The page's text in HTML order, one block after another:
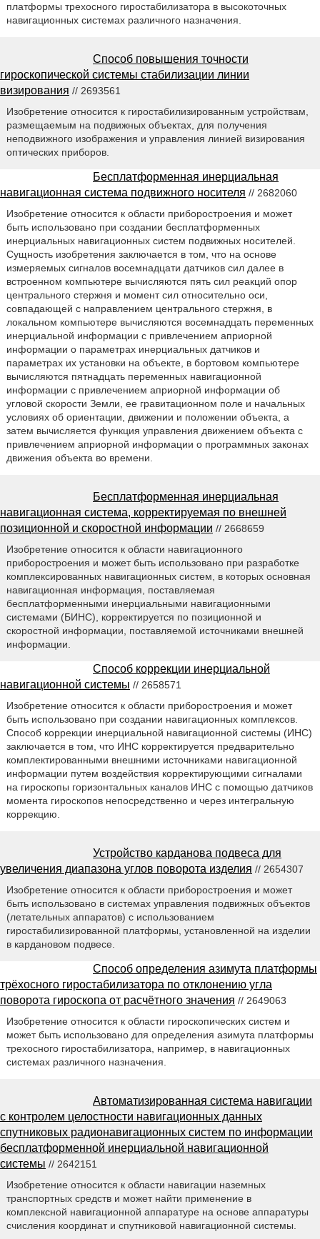
платформы трехосного гиростабилизатора в высокоточных
навигационных системах различного назначения.
Способ повышения точности
гироскопической системы стабилизации линии
визирования // 2693561
Изобретение относится к гиростабилизированным устройствам,
размещаемым на подвижных объектах, для получения
неподвижного изображения и управления линией визирования
оптических приборов.
Бесплатформенная инерциальная
навигационная система подвижного носителя // 2682060
Изобретение относится к области приборостроения и может
быть использовано при создании бесплатформенных
инерциальных навигационных систем подвижных носителей.
Сущность изобретения заключается в том, что на основе
измеряемых сигналов восемнадцати датчиков сил далее в
встроенном компьютере вычисляются пять сил реакций опор
центрального стержня и момент сил относительно оси,
совпадающей с направлением центрального стержня, в
локальном компьютере вычисляются восемнадцать переменных
инерциальной информации с привлечением априорной
информации о параметрах инерциальных датчиков и
параметрах их установки на объекте, в бортовом компьютере
вычисляются пятнадцать переменных навигационной
информации с привлечением априорной информации об
угловой скорости Земли, ее гравитационном поле и начальных
условиях об ориентации, движении и положении объекта, а
затем вычисляется функция управления движением объекта с
привлечением априорной информации о программных законах
движения объекта во времени.
Бесплатформенная инерциальная
навигационная система, корректируемая по внешней
позиционной и скоростной информации // 2668659
Изобретение относится к области навигационного
приборостроения и может быть использовано при разработке
комплексированных навигационных систем, в которых основная
навигационная информация, поставляемая
бесплатформенными инерциальными навигационными
системами (БИНС), корректируется по позиционной и
скоростной информации, поставляемой источниками внешней
информации.
Способ коррекции инерциальной
навигационной системы // 2658571
Изобретение относится к области приборостроения и может
быть использовано при создании навигационных комплексов.
Способ коррекции инерциальной навигационной системы (ИНС)
заключается в том, что ИНС корректируется предварительно
комплектированными внешними источниками навигационной
информации путем воздействия корректирующими сигналами
на гироскопы горизонтальных каналов ИНС с помощью датчиков
момента гироскопов непосредственно и через интегральную
коррекцию.
Устройство карданова подвеса для
увеличения диапазона углов поворота изделия // 2654307
Изобретение относится к области приборостроения и может
быть использовано в системах управления подвижных объектов
(летательных аппаратов) с использованием
гиростабилизированной платформы, установленной на изделии
в кардановом подвесе.
Способ определения азимута платформы
трёхосного гиростабилизатора по отклонению угла
поворота гироскопа от расчётного значения // 2649063
Изобретение относится к области гироскопических систем и
может быть использовано для определения азимута платформы
трехосного гиростабилизатора, например, в навигационных
системах различного назначения.
Автоматизированная система навигации
с контролем целостности навигационных данных
спутниковых радионавигационных систем по информации
бесплатформенной инерциальной навигационной
системы // 2642151
Изобретение относится к области навигации наземных
транспортных средств и может найти применение в
комплексной навигационной аппаратуре на основе аппаратуры
счисления координат и спутниковой навигационной системы.